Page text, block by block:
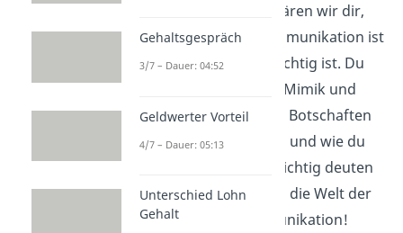
In diesem Video erklären wir dir,
was nonverbale Kommunikation ist
und warum sie so wichtig ist. Du
erfährst, wie Gestik, Mimik und
Körperhaltung deine Botschaften
beeinflussen können und wie du
nonverbale Signale richtig deuten
kannst. Tauche ein in die Welt der
nonverbalen Kommunikation!
Gehaltsgespräch
3/7 – Dauer: 04:52
Geldwerter Vorteil
4/7 – Dauer: 05:13
Unterschied Lohn
Gehalt